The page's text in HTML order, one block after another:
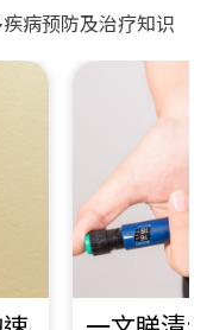
病预防及治疗知识